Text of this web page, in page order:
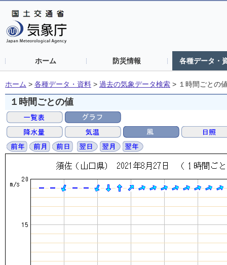
ホーム 防災情報 各種データ・
ホーム > 各種データ・資料 > 過去の気象データ検索 > １時間ごとの
１時間ごとの値